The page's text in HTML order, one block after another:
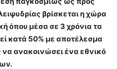
βρίσκεται η χώρα
όπου μέσα σε 3 χρόνια τα
κατά 50% με αποτέλεσμα
ανακοινώσει ένα εθνικό